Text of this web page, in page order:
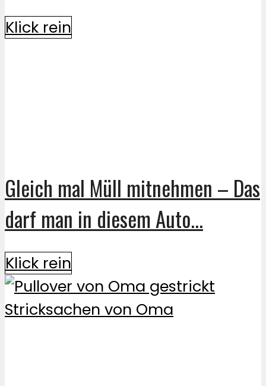
Klick rein
Gleich mal Müll mitnehmen – Das
darf man in diesem Auto...
Klick rein